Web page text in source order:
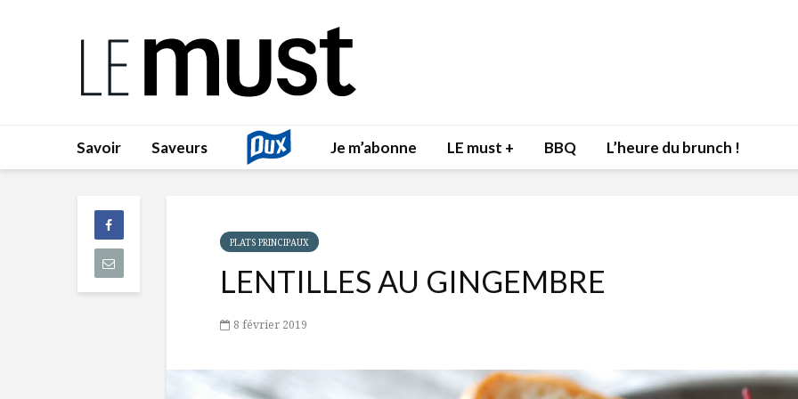
Savoir Saveurs Je m’abonne LE must + BBQ L’heure du brunch !
PLATS PRINCIPAUX
LENTILLES AU GINGEMBRE
8 février 2019
Inspiration du Chef
4 février 2022
Les